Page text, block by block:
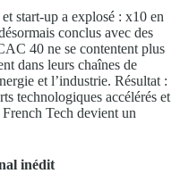
start-up a explosé : x10 en
conclus avec des
40 ne se contentent plus
dans leurs chaînes de
et l’industrie. Résultat :
technologiques accélérés et
Tech devient un
inédit